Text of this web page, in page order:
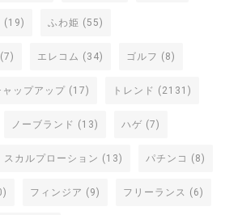
(19) ふわ姫 (55)
(7) エレコム (34) ゴルフ (8)
ャップアップ (17) トレンド (2131)
ノーブランド (13) ハゲ (7)
カルプローション (13) パチンコ (8)
フィンジア (9) フリーランス (6)